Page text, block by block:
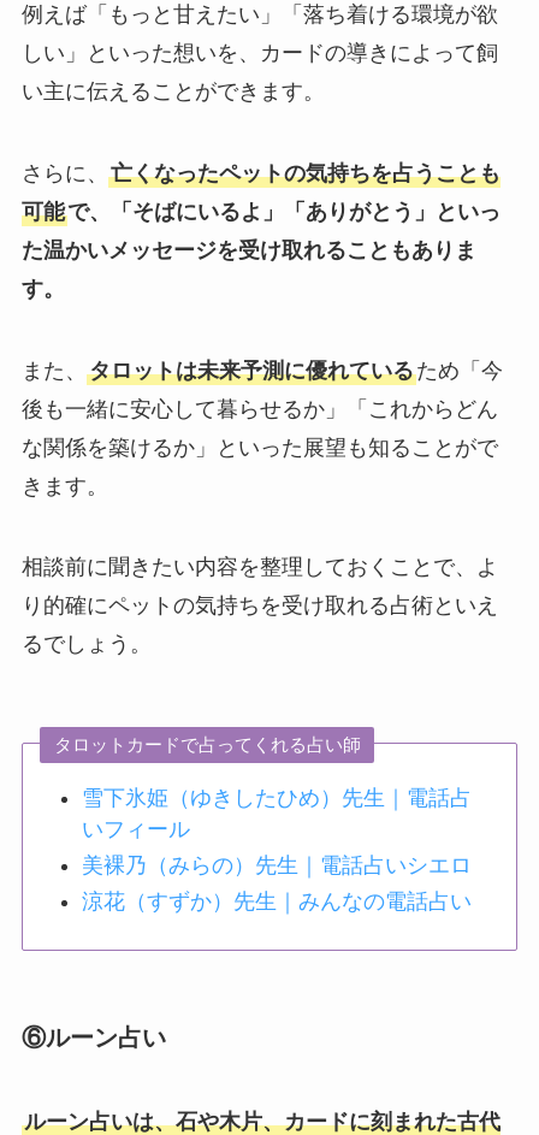
例えば「もっと甘えたい」「落ち着ける環境が欲
しい」といった想いを、カードの導きによって飼
い主に伝えることができます。
さらに、 亡くなったペットの気持ちを占うことも
可能で、「そばにいるよ」「ありがとう」といっ
た温かいメッセージを受け取れることもありま
す。
また、 タロットは未来予測に優れているため「今
後も一緒に安心して暮らせるか」「これからどん
な関係を築けるか」といった展望も知ることがで
きます。
相談前に聞きたい内容を整理しておくことで、よ
り的確にペットの気持ちを受け取れる占術といえ
るでしょう。
タロットカードで占ってくれる占い師
雪下氷姫（ゆきしたひめ）先生｜電話占
いフィール
美裸乃（みらの）先生｜電話占いシエロ
涼花（すずか）先生｜みんなの電話占い
⑥ルーン占い
ルーン占いは、石や木片、カードに刻まれた古代